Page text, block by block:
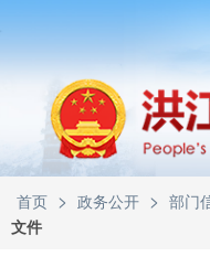
首页 > 政务公开 > 部门
文件